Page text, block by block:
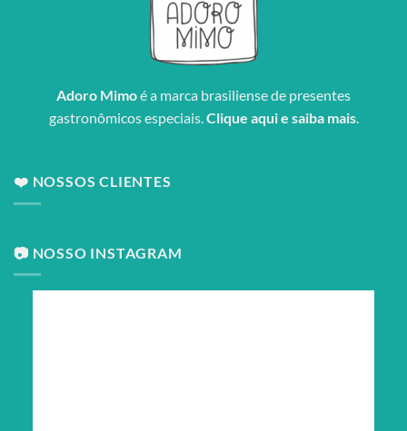
Adoro Mimoé a marca brasiliense de presentes
gastronômicos especiais.Clique aqui e saiba mais.
❤️ NOSSOS CLIENTES
📷 NOSSO INSTAGRAM